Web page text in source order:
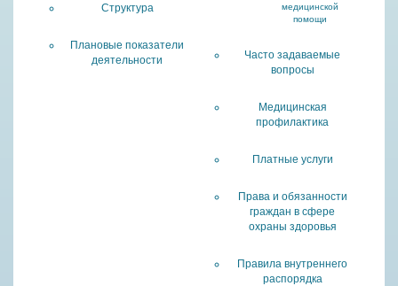
Структура
Плановые показатели
деятельности
медицинской
помощи
Часто задаваемые
вопросы
Медицинская
профилактика
Платные услуги
Права и обязанности
граждан в сфере
охраны здоровья
Правила внутреннего
распорядка